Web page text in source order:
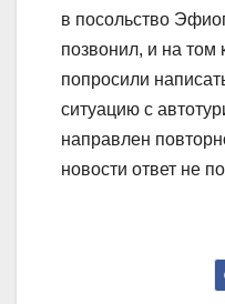
в посольство
позвонил, и на том
попросили
ситуацию с
направлен
новости ответ не